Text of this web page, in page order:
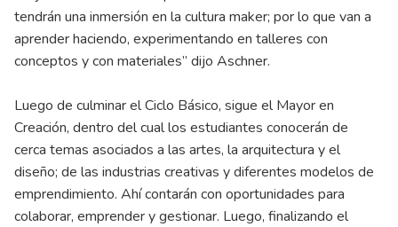
tendrán una inmersión en la cultura maker; por lo que van a
aprender haciendo, experimentando en talleres con
conceptos y con materiales” dijo Aschner.
Luego de culminar el Ciclo Básico, sigue el Mayor en
Creación, dentro del cual los estudiantes conocerán de
cerca temas asociados a las artes, la arquitectura y el
diseño; de las industrias creativas y diferentes modelos de
emprendimiento. Ahí contarán con oportunidades para
colaborar, emprender y gestionar. Luego, finalizando el